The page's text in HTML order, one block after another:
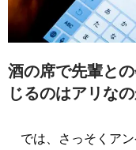
酒の席で先輩と
じるのはアリな
では、さっそくアン